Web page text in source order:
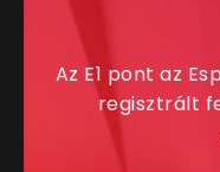
Az E1 pont az
regisztrált